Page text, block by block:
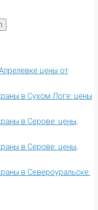
цены от
в Сухом Логе: цены
в Серове: цены,
в Серове: цены,
в Североуральске: